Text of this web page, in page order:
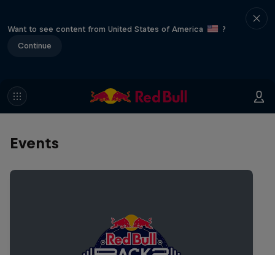
Want to see content from United States of America
?
Continue
Events